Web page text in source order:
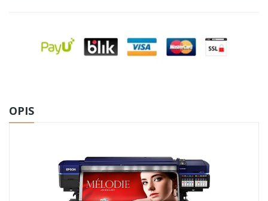
OPIS